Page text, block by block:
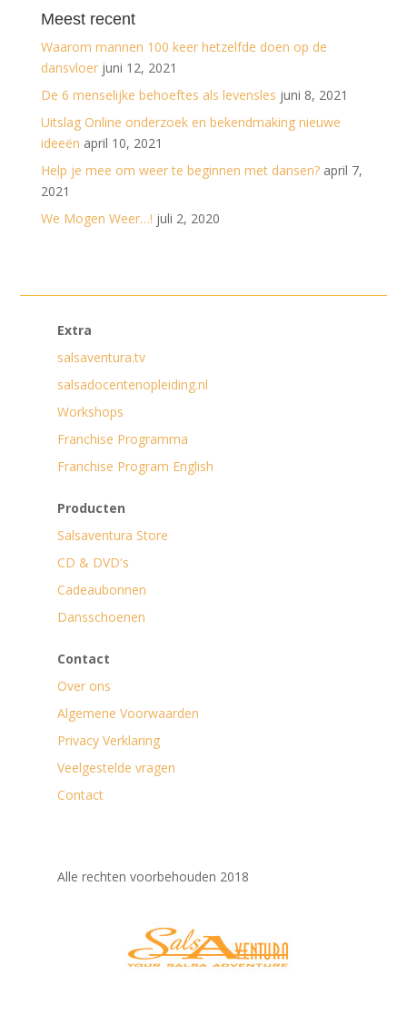
Meest recent
Waarom mannen 100 keer hetzelfde doen op de
dansvloer juni 12, 2021
De 6 menselijke behoeftes als levensles juni 8, 2021
Uitslag Online onderzoek en bekendmaking nieuwe
ideeën april 10, 2021
Help je mee om weer te beginnen met dansen? april 7,
2021
We Mogen Weer…! juli 2, 2020
Extra
salsaventura.tv
salsadocentenopleiding.nl
Workshops
Franchise Programma
Franchise Program English
Producten
Salsaventura Store
CD & DVD's
Cadeaubonnen
Dansschoenen
Contact
Over ons
Algemene Voorwaarden
Privacy Verklaring
Veelgestelde vragen
Contact
Alle rechten voorbehouden 2018